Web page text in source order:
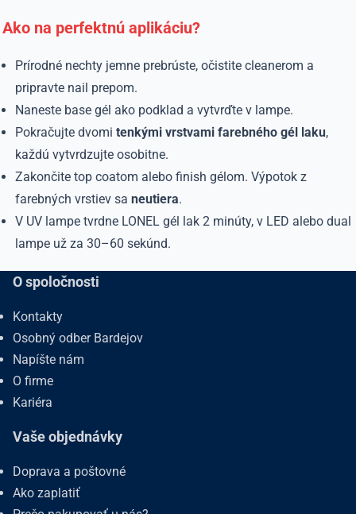
Ako na perfektnú aplikáciu?
Prírodné nechty jemne prebrúste, očistite cleanerom a
pripravte nail prepom.
Naneste base gél ako podklad a vytvrďte v lampe.
Pokračujte dvomitenkými vrstvami farebného gél laku,
každú vytvrdzujte osobitne.
Zakončite top coatom alebo finish gélom. Výpotok z
farebných vrstiev saneutiera.
V UV lampe tvrdne LONEL gél lak 2 minúty, v LED alebo dual
lampe už za 30–60 sekúnd.
O spoločnosti
Kontakty
Osobný odber Bardejov
Napíšte nám
O firme
Kariéra
Vaše objednávky
Doprava a poštovné
Ako zaplatiť